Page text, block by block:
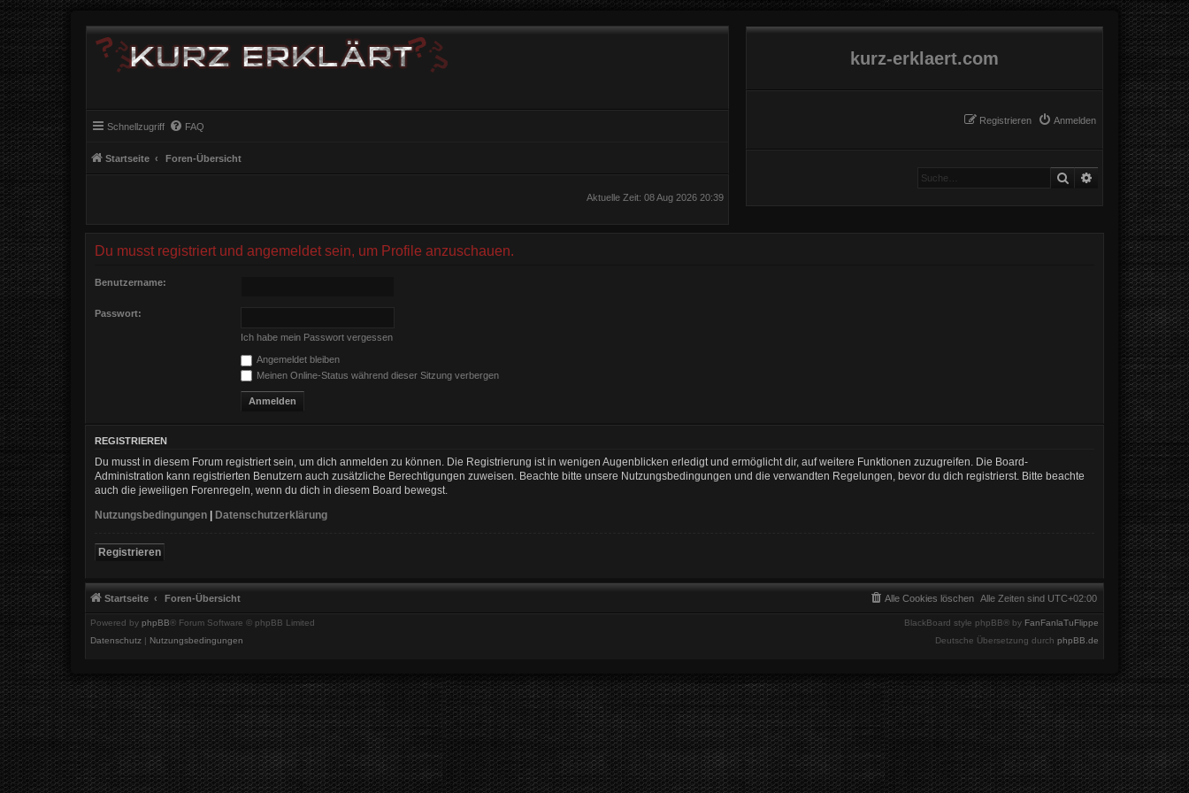
kurz-erklaert.com
Anmelden
Registrieren
Schnellzugriff FAQ
Startseite Foren-Übersicht
Suche Erweiterte Suche
Aktuelle Zeit: 08 Aug 2026 20:39
Du musst registriert und angemeldet sein, um Profile anzuschauen.
Benutzername:
Passwort:
Ich habe mein Passwort vergessen
Angemeldet bleiben
Meinen Online-Status während dieser Sitzung verbergen
REGISTRIEREN
Du musst in diesem Forum registriert sein, um dich anmelden zu können. Die Registrierung ist in wenigen Augenblicken erledigt und ermöglicht dir, auf weitere Funktionen zuzugreifen. Die Board-
Administration kann registrierten Benutzern auch zusätzliche Berechtigungen zuweisen. Beachte bitte unsere Nutzungsbedingungen und die verwandten Regelungen, bevor du dich registrierst. Bitte beachte
auch die jeweiligen Forenregeln, wenn du dich in diesem Board bewegst.
Nutzungsbedingungen | Datenschutzerklärung
Registrieren
Startseite Foren-Übersicht Alle Zeiten sind UTC+02:00
Alle Cookies löschen
Powered by phpBB® Forum Software © phpBB Limited BlackBoard style phpBB® by FanFanlaTuFlippe
Deutsche Übersetzung durch phpBB.de
Datenschutz | Nutzungsbedingungen